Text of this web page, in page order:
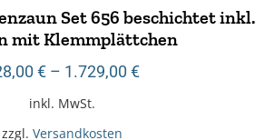
Set 656 beschichtet inkl.
mit Klemmplättchen
€– 1.729,00 €
inkl. MwSt.
zzgl. Versandkosten